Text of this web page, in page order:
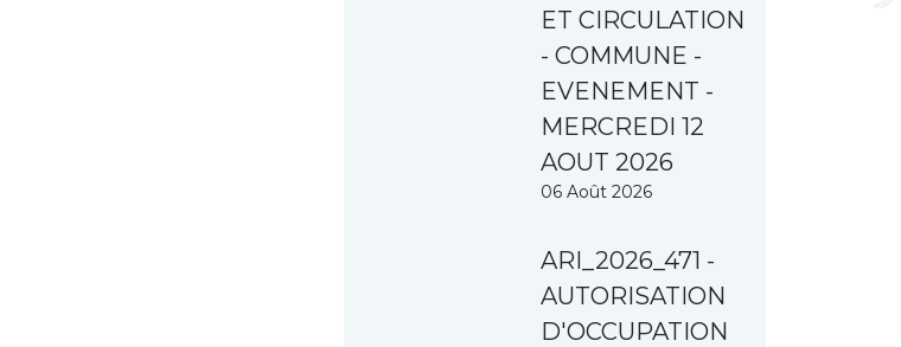
ET CIRCULATION
- COMMUNE -
EVENEMENT -
MERCREDI 12
AOUT 2026
06 Août 2026
ARI_2026_471 -
AUTORISATION
D'OCCUPATION